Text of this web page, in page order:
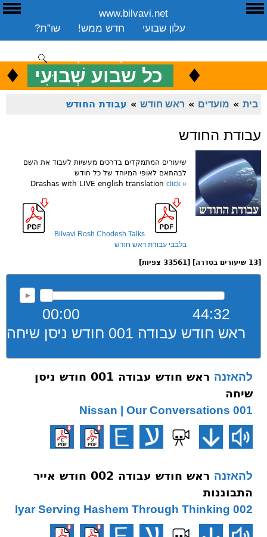
www.bilvavi.net
שו”ת?
חדש ממש!
עלון שבועי
שיעורים שבועי
ספרים
ארכיון
סקירה כללית
ENGLISH ♦ כל שבוע שְׁבוּעִי ♦
בית » מועדים » ראש חודש » עבודת החודש
עבודת החודש
שיעורים המתמקדים בדרכים מעשיות לעבוד את השם
לבהתאם לאופי המיוחד של כל חודש
Drashas with LIVE english translation click »
Bilvavi Rosh Chodesh Talks
בלבבי עבודת ראש חודש
00:00
44:32
ראש חודש עבודה 001 חודש ניסן שיחה
להאזנה
ראש חודש עבודה 001 חודש ניסן
שיחה
001 Nissan | Our Conversations
להאזנה
ראש חודש עבודה 002 חודש אייר
התבוננות
002 Iyar Serving Hashem Through Thinking